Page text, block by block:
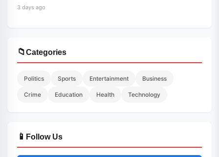
3 days ago
📁Categories
Politics Sports Entertainment Business
Crime Education Health Technology
📱 Follow Us